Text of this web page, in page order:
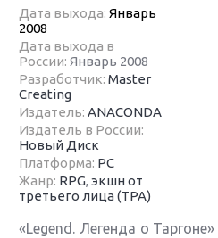
Дата выхода:Январь
2008
Дата выхода в
России:Январь 2008
Разработчик:Master
Creating
Издатель:ANACONDA
Издатель в России:
Новый Диск
Платформа: PC
Жанр: RPG,экшн от
третьего лица (TPA)
«Legend. Легенда о